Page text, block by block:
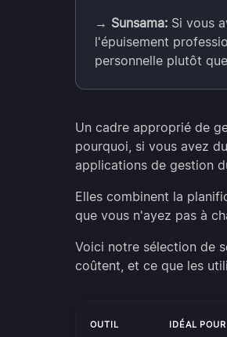
→ Sunsama: Si vous
l'épuisement
personnelle plutôt
Un cadre approprié de
pourquoi, si vous avez
applications de gestion
Elles combinent la
que vous n'ayez pas à
Voici notre sélection de
coûtent, et ce que les
OUTIL IDÉAL POUR